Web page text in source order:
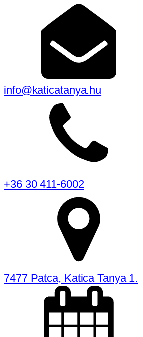
info@katicatanya.hu
+36 30 411-6002
7477 Patca, Katica Tanya 1.